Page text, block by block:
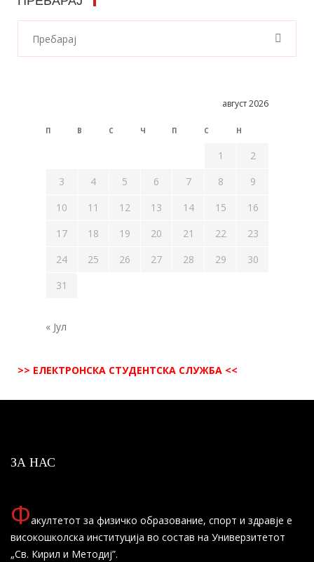
август 2026
П В С Ч П С Н
1
2
3
4 5 6 7 8
9
10
11 12 13 14 15
16
17
18 19 20 21 22
23
24
25 26 27 28 29
30
31
« Јул
>> ЕЛЕКТРОНСКА СТУДЕНТСКА СЛУЖБА <<
ЗА НАС
Факултетот за физичко образование, спорт и здравје е
високошколска институција во состав на Универзитетот
„Св. Кирил и Методиј”.